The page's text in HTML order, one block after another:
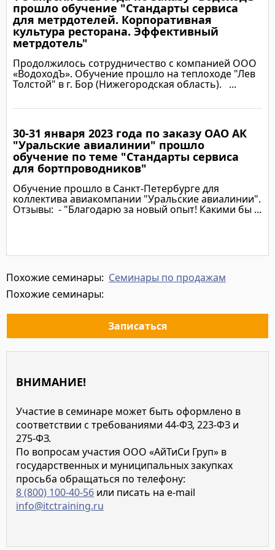
прошло обучение "Стандарты сервиса
для метрдотелей. Корпоративная
культура ресторана. Эффективный
метрдотель"
Продолжилось сотрудничество с компанией ООО
«ВодоходЪ». Обучение прошло на теплоходе "Лев
Толстой" в г. Бор (Нижегородская область). ...
Подробнее
30-31 января 2023 года по заказу ОАО АК
"Уральские авиалинии" прошло
обучение по теме "Стандарты сервиса
для бортпроводников"
Обучение прошло в Санкт-Петербурге для
коллектива авиакомпании "Уральские авиалинии".
Отзывы: - "Благодарю за новый опыт! Какими бы ...
Похожие семинары: Семинары по продажам
Похожие семинары:
Записаться
ВНИМАНИЕ!
Участие в семинаре может быть оформлено в
соответствии с требованиями 44-ФЗ, 223-ФЗ и
275-ФЗ.
По вопросам участия ООО «АйТиСи Груп» в
государственных и муниципальных закупках
просьба обращаться по телефону:
8 (800) 100-40-56 или писать на e-mail
info@itctraining.ru